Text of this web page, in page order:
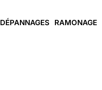
DÉPANNAGES RAMONAGE